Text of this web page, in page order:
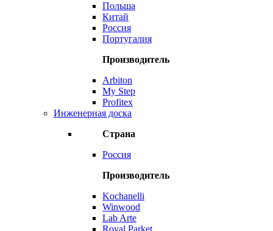
Польша
Китай
Россия
Португалия
Производитель
Arbiton
My Step
Profitex
Инженерная доска
Страна
Россия
Производитель
Kochanelli
Winwood
Lab Arte
Royal Parket